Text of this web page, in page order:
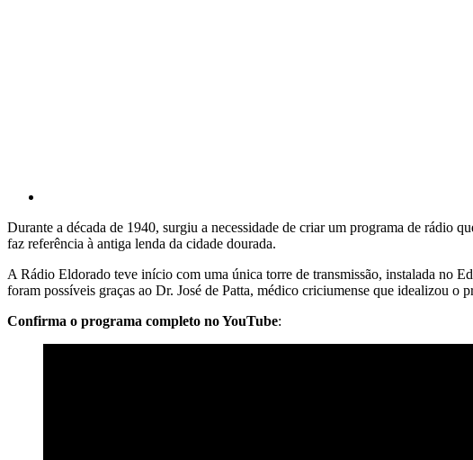
Durante a década de 1940, surgiu a necessidade de criar um programa de rádio
faz referência à antiga lenda da cidade dourada.
A Rádio Eldorado teve início com uma única torre de transmissão, instalada no
foram possíveis graças ao Dr. José de Patta, médico criciumense que idealizou o
Confirma o programa completo no YouTube: